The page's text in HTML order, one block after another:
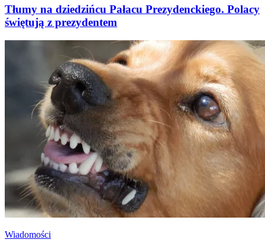
Tłumy na dziedzińcu Pałacu Prezydenckiego. Polacy
świętują z prezydentem
Wiadomości